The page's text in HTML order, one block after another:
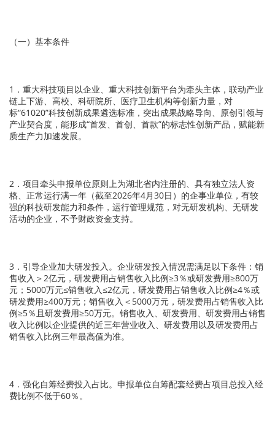
（一）基本条件
1．重大科技项目以企业、重大科技创新平台为牵头主体，联动产业
链上下游、高校、科研院所、医疗卫生机构等创新力量，对
标“61020”科技创新成果遴选标准，突出成果战略导向、原创引领与
产业契合度，能形成“首发、首创、首款”的标志性创新产品，赋能新
质生产力加速发展。
2．项目牵头申报单位原则上为湖北省内注册的、具有独立法人资
格、正常运行满一年（截至2026年4月30日）的企事业单位，有较
强的科技研发能力和条件，运行管理规范，对无研发机构、无研发
活动的企业，不予财政资金支持。
3．引导企业加大研发投入。企业研发投入情况需满足以下条件：销
售收入＞2亿元，研发费用占销售收入比例≥3％或研发费用≥800万
元；5000万元≤销售收入≤2亿元，研发费用占销售收入比例≥4％或
研发费用≥400万元；销售收入＜5000万元，研发费用占销售收入比
例≥5％且研发费用≥50万元。销售收入、研发费用、研发费用占销售
收入比例以企业提供的近三年营业收入、研发费用以及研发费用占
销售收入比例三年最高值为准。
4．强化自筹经费投入占比。申报单位自筹配套经费占项目总投入经
费比例不低于60％。